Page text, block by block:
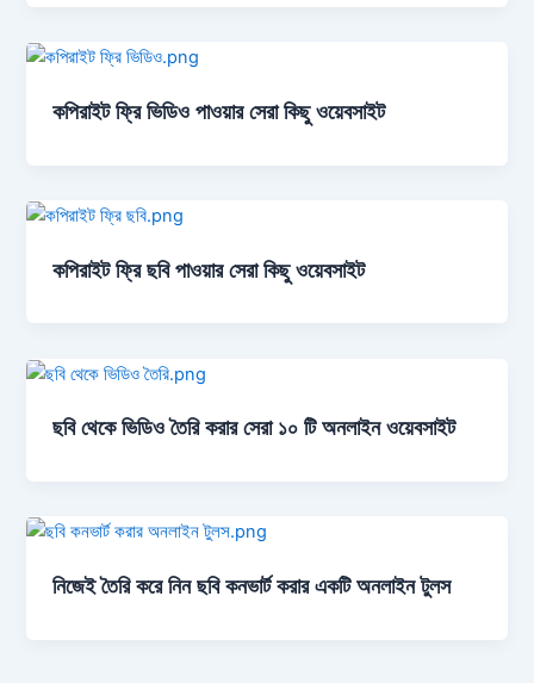
কপিরাইট ফ্রি ভিডিও পাওয়ার সেরা কিছু ওয়েবসাইট
কপিরাইট ফ্রি ছবি পাওয়ার সেরা কিছু ওয়েবসাইট
ছবি থেকে ভিডিও তৈরি করার সেরা ১০ টি অনলাইন ওয়েবসাইট
নিজেই তৈরি করে নিন ছবি কনভার্ট করার একটি অনলাইন টুলস